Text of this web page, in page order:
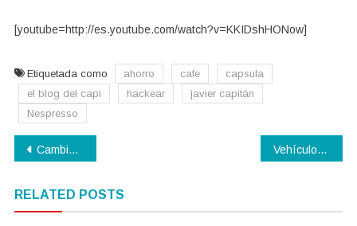
[youtube=http://es.youtube.com/watch?v=KKIDshHONow]
Etiquetada como ahorro cafe
capsula
el blog del capi
hackear
javier capitán
Nespresso
Navegación
entradas
Cambio de look Vehículo privado vs. transporte público
RELATED POSTS